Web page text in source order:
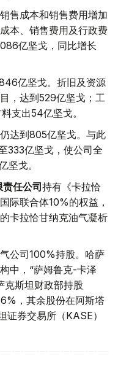
售成本和销售费用增加
本、销售费用及行政费
亿坚戈，同比增长
亿坚戈。折旧及资源
，达到529亿坚戈；工
支出54亿坚戈。
达到805亿坚戈。与此
333亿坚戈，使公司全
坚戈。
任公司持有《卡拉恰
际联合体10%的权益，
卡拉恰甘纳克油气凝析
公司100%持股。哈萨
中，“萨姆鲁克-卡泽
克斯坦财政部持股
，其余股份在阿斯塔
券交易所（KASE）